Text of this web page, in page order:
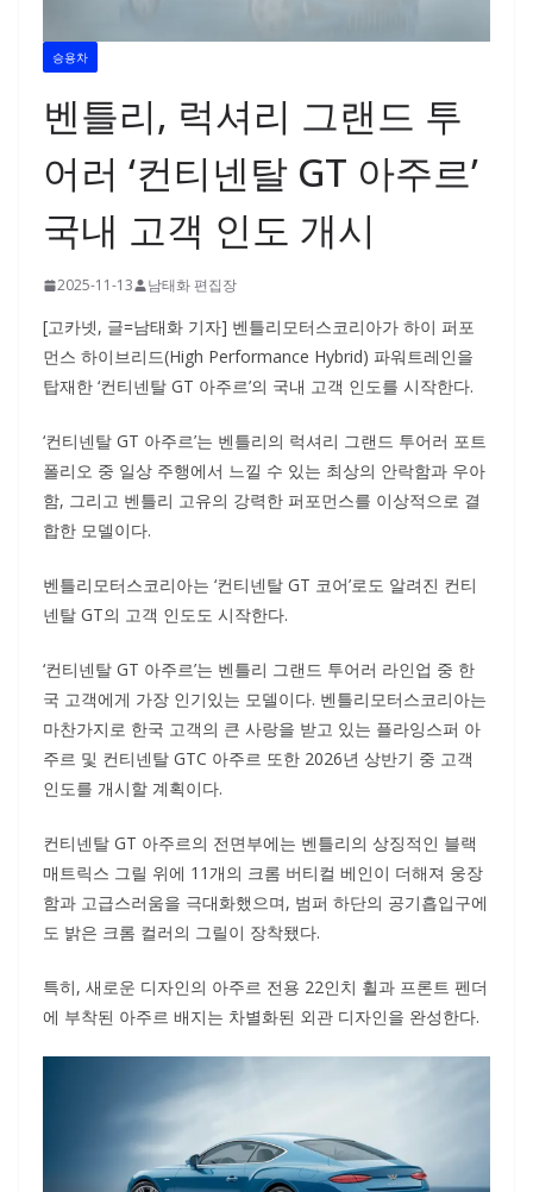
승용차
벤틀리, 럭셔리 그랜드 투
어러 ‘컨티넨탈 GT 아주르’
국내 고객 인도 개시
2025-11-13 남태화 편집장
[고카넷, 글=남태화 기자] 벤틀리모터스코리아가 하이 퍼포
먼스 하이브리드(High Performance Hybrid) 파워트레인을
탑재한 ‘컨티넨탈 GT 아주르’의 국내 고객 인도를 시작한다.
‘컨티넨탈 GT 아주르’는 벤틀리의 럭셔리 그랜드 투어러 포트
폴리오 중 일상 주행에서 느낄 수 있는 최상의 안락함과 우아
함, 그리고 벤틀리 고유의 강력한 퍼포먼스를 이상적으로 결
합한 모델이다.
벤틀리모터스코리아는 ‘컨티넨탈 GT 코어’로도 알려진 컨티
넨탈 GT의 고객 인도도 시작한다.
‘컨티넨탈 GT 아주르’는 벤틀리 그랜드 투어러 라인업 중 한
국 고객에게 가장 인기있는 모델이다. 벤틀리모터스코리아는
마찬가지로 한국 고객의 큰 사랑을 받고 있는 플라잉스퍼 아
주르 및 컨티넨탈 GTC 아주르 또한 2026년 상반기 중 고객
인도를 개시할 계획이다.
컨티넨탈 GT 아주르의 전면부에는 벤틀리의 상징적인 블랙
매트릭스 그릴 위에 11개의 크롬 버티컬 베인이 더해져 웅장
함과 고급스러움을 극대화했으며, 범퍼 하단의 공기흡입구에
도 밝은 크롬 컬러의 그릴이 장착됐다.
특히, 새로운 디자인의 아주르 전용 22인치 휠과 프론트 펜더
에 부착된 아주르 배지는 차별화된 외관 디자인을 완성한다.